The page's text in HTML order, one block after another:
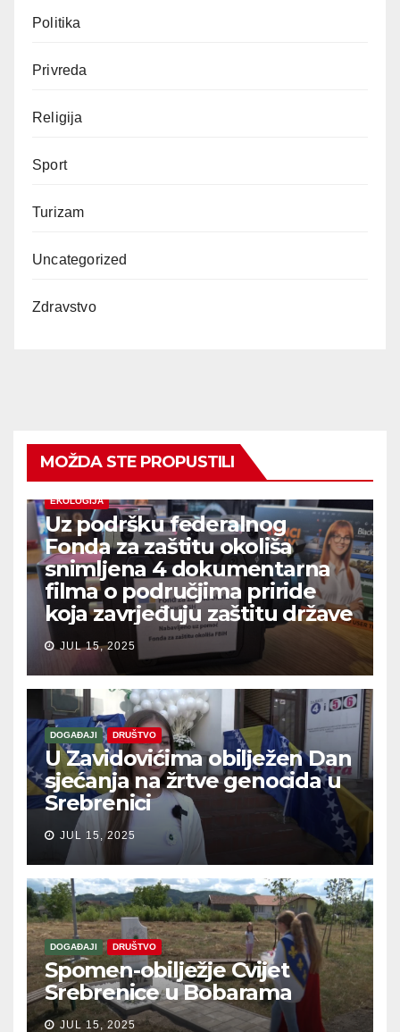
Politika
Privreda
Religija
Sport
Turizam
Uncategorized
Zdravstvo
MOŽDA STE PROPUSTILI
EKOLOGIJA
Uz podršku federalnog
Fonda za zaštitu okoliša
snimljena 4 dokumentarna
filma o područjima priride
koja zavrjeđuju zaštitu države
JUL 15, 2025
DOGAĐAJI DRUŠTVO
U Zavidovićima obilježen Dan
sjećanja na žrtve genocida u
Srebrenici
JUL 15, 2025
DOGAĐAJI DRUŠTVO
Spomen-obilježje Cvijet
Srebrenice u Bobarama
JUL 15, 2025